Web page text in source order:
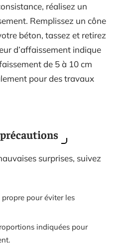
réalisez un
Remplissez un cône
béton, tassez et retirez
d’affaissement indique
de 5 à 10 cm
pour des travaux
surprises, suivez
propre pour éviter les
indiquées pour